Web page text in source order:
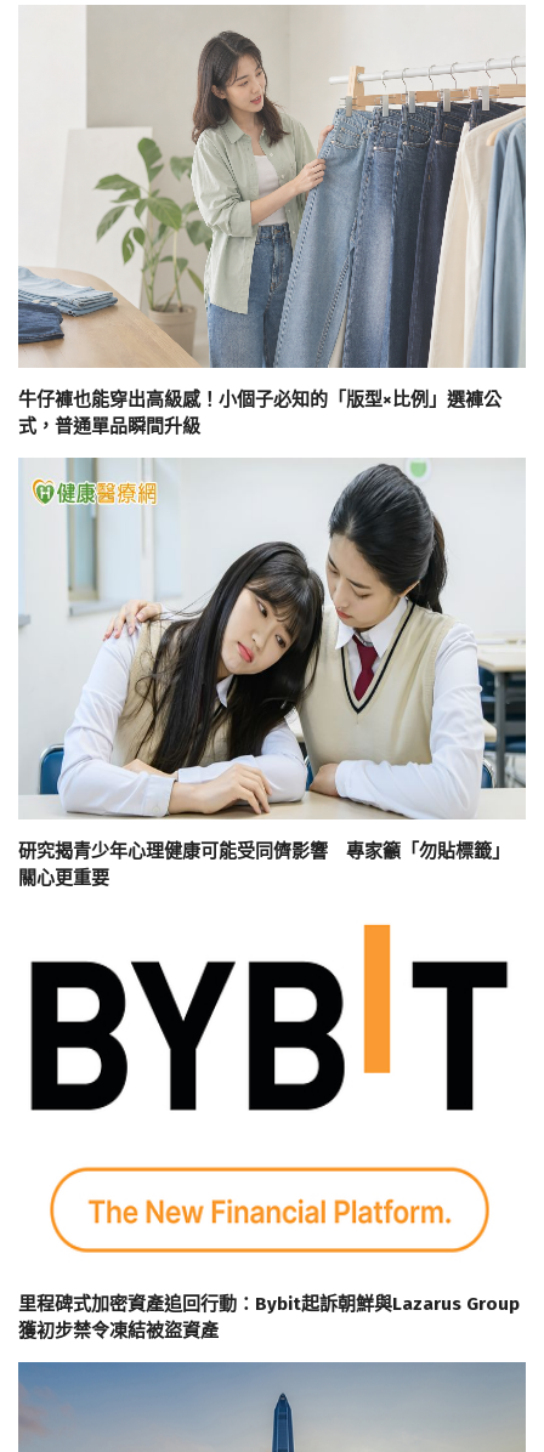
牛仔褲也能穿出高級感！小個子必知的「版型×比例」選褲公
式，普通單品瞬間升級
研究揭青少年心理健康可能受同儕影響 專家籲「勿貼標籤」
關心更重要
里程碑式加密資產追回行動：Bybit起訴朝鮮與Lazarus Group
獲初步禁令凍結被盜資產